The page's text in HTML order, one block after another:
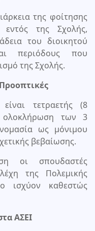
της φοίτησης
εντός της Σχολής,
του διοικητού
περιόδους που
της Σχολής.
τετραετής (8
ολοκλήρωση των 3
ως μόνιμου
βεβαίωσης.
οι σπουδαστές
της Πολεμικής
ισχύον καθεστώς
ΑΣΕΙ